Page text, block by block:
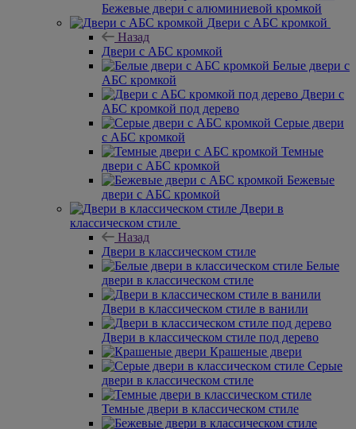
Бежевые двери с алюминиевой кромкой
Двери с АБС кромкой
Назад
Двери с АБС кромкой
Белые двери с
АБС кромкой
Двери с
АБС кромкой под дерево
Серые двери
с АБС кромкой
Темные
двери с АБС кромкой
Бежевые
двери с АБС кромкой
Двери в
классическом стиле
Назад
Двери в классическом стиле
Белые
двери в классическом стиле
Двери в классическом стиле в ванили
Двери в классическом стиле под дерево
Крашеные двери
Серые
двери в классическом стиле
Темные двери в классическом стиле